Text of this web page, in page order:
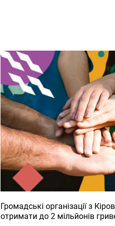
Громадські організації з
отримати до 2 мільйонів